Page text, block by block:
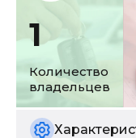
Цвет
серебристо-
1
Количество
владельцев